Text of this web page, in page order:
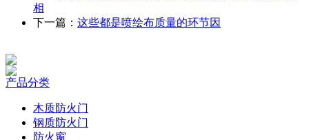
相
下一篇： 这些都是喷绘布质量的环节因
产品分类
木质防火门
钢质防火门
防火窗